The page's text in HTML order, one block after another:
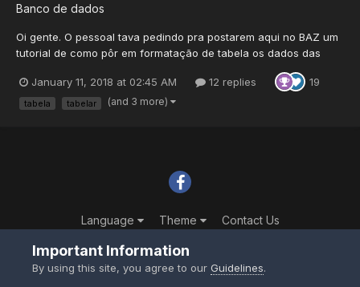
Banco de dados
Oi gente. O pessoal tava pedindo pra postarem aqui no BAZ um
tutorial de como pôr em formatação de tabela os dados das
cansativa. Acabou que ninguém fez, então vamos lá.
Primeiramente segue modelo de tabela: modelo para normais
January 11, 2018 at 02:45 AM 12 replies 19
tabela tabelar (and 3 more)
Language Theme Contact Us
Important Information
By using this site, you agree to ourGuidelines.